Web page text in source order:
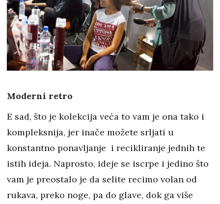
Moderni retro
E sad, što je kolekcija veća to vam je ona tako i
kompleksnija, jer inače možete srljati u
konstantno ponavljanje i recikliranje jednih te
istih ideja. Naprosto, ideje se iscrpe i jedino što
vam je preostalo je da selite recimo volan od
rukava, preko noge, pa do glave, dok ga više